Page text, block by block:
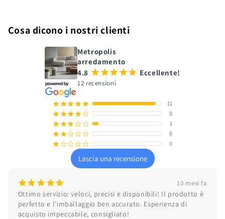
Cosa dicono i nostri clienti
Metropolis
arredamento
4.8 ¡¡¡¡¡ Eccellente!
12 recensioni
¡¡¡¡¡ 11
¡¡¡¡¢ 0
¡¡¡¢¢ 1
¡¡¢¢¢ 0
¡¢¢¢¢ 0
Lascia una recensione
¡¡¡¡¡ 10 mesi fa
Ottimo servizio: veloci, precisi e disponibili! Il prodotto è
perfetto e l’imballaggio ben accurato. Esperienza di
acquisto impeccabile, consigliato!